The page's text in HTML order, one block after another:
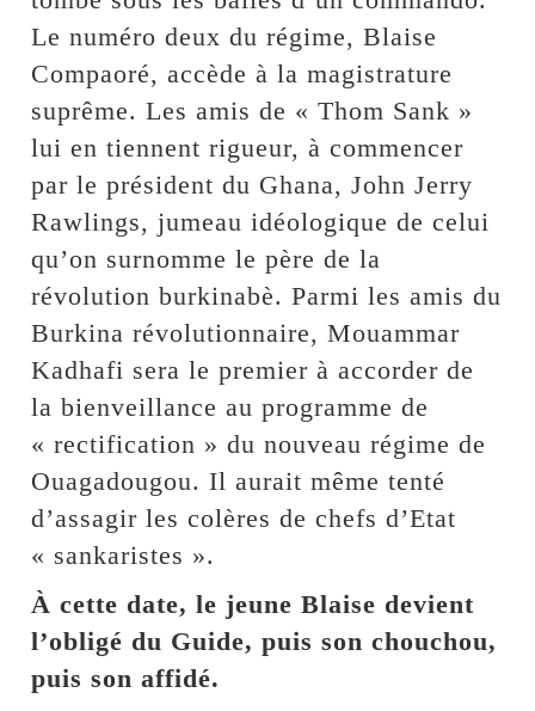
Le numéro deux du régime, Blaise
Compaoré, accède à la magistrature
suprême. Les amis de « Thom Sank »
lui en tiennent rigueur, à commencer
par le président du Ghana, John Jerry
Rawlings, jumeau idéologique de celui
qu’on surnomme le père de la
révolution burkinabè. Parmi les amis du
Burkina révolutionnaire, Mouammar
Kadhafi sera le premier à accorder de
la bienveillance au programme de
« rectification » du nouveau régime de
Ouagadougou. Il aurait même tenté
d’assagir les colères de chefs d’Etat
« sankaristes ».
À cette date, le jeune Blaise devient
l’obligé du Guide, puis son chouchou,
puis son affidé.